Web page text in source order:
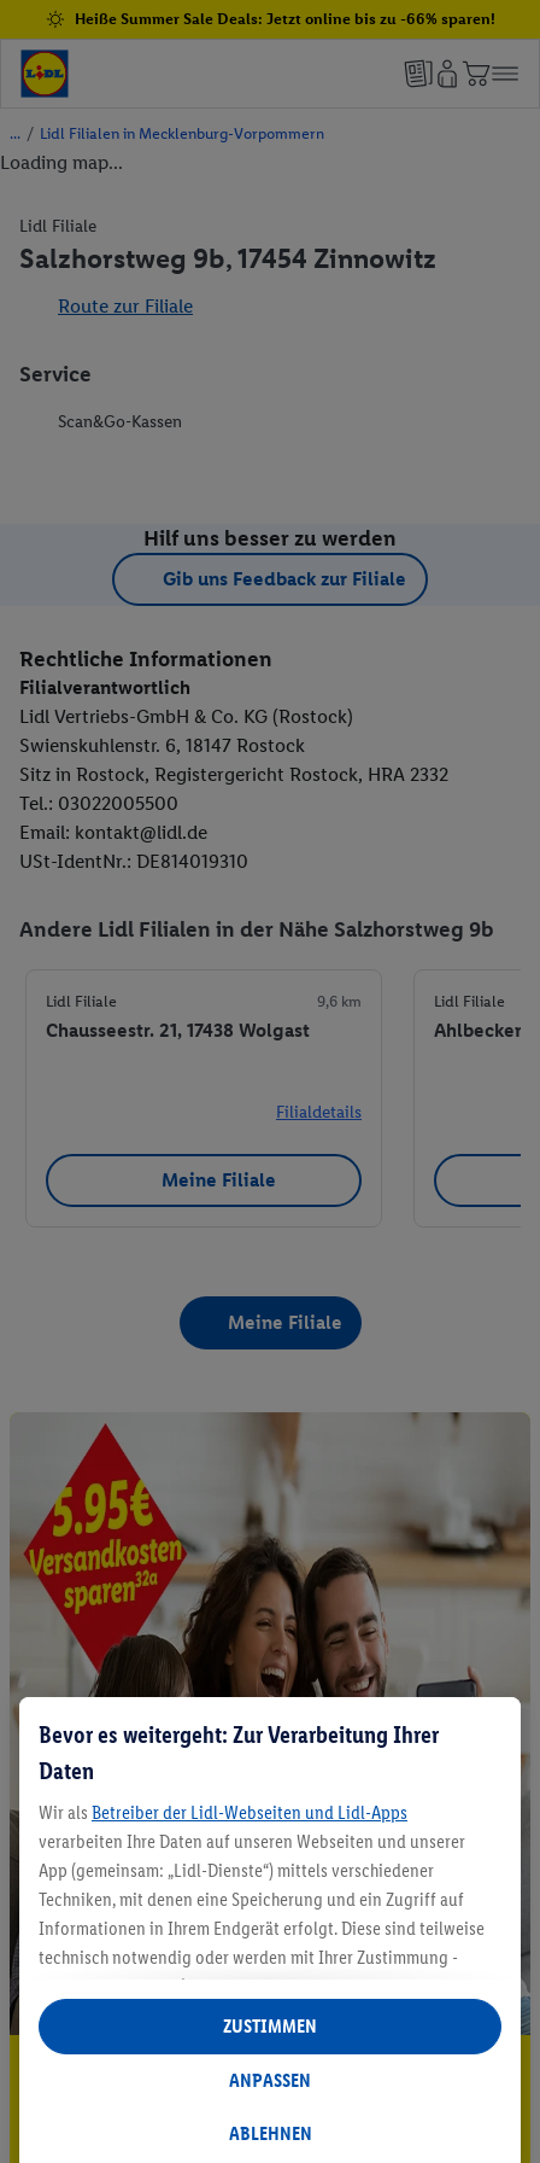
Heiße Summer Sale Deals: Jetzt online bis zu -66% sparen!
/ Lidl Filialen in Mecklenburg-Vorpommern
Loading map...
Lidl Filiale
Salzhorstweg 9b, 17454 Zinnowitz
Route zur Filiale
Service
Scan&Go-Kassen
Hilf uns besser zu werden
Gib uns Feedback zur Filiale
Rechtliche Informationen
Filialverantwortlich
Lidl Vertriebs-GmbH & Co. KG (Rostock)
Swienskuhlenstr. 6, 18147 Rostock
Sitz in Rostock, Registergericht Rostock, HRA 2332
Tel.: 03022005500
Email: kontakt@lidl.de
USt-IdentNr.: DE814019310
Andere Lidl Filialen in der Nähe Salzhorstweg 9b
Lidl Filiale 9,6 km
Chausseestr. 21, 17438 Wolgast
Filialdetails
Meine Filiale
Lidl Filiale
Ahlbecker
Meine Filiale
5.95 € Versand sparen³²ᵃ
Bevor es weitergeht: Zur Verarbeitung Ihrer
Daten
Wir als Betreiber der Lidl-Webseiten und Lidl-Apps
verarbeiten Ihre Daten auf unseren Webseiten und unserer
App (gemeinsam: „Lidl-Dienste“) mittels verschiedener
Techniken, mit denen eine Speicherung und ein Zugriff auf
Informationen in Ihrem Endgerät erfolgt. Diese sind teilweise
technisch notwendig oder werden mit Ihrer Zustimmung -
auch durch Partner (u.a.
Verantwortliche; im Zusammenhang mit dem IAB TCF
insgesamt
Statistik-Erstellung oder für personalisierte Werbung
Datenverarbeitungen für personalisierte Werbung werden
ABLEHNEN
ANPASSEN
ZUSTIMMEN